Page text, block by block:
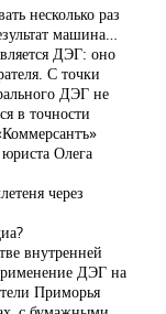
несколько раз
машина…
ДЭГ: оно
С точки
ДЭГ не
в точности
Олега
через
внутренней
ДЭГ на
Приморья